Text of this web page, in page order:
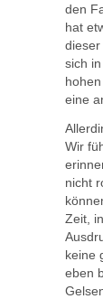
den
hat
sich
eine
Wir
nicht
Zeit,
keine
eben